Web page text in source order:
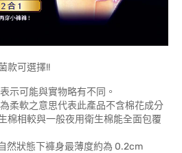
款可選擇!!
示可能與實物略有不同。
柔軟之意思代表此產品不含棉花成分
棉相較與一般夜用衛生棉能全面包覆
然狀態下褲身最薄度約為 0.2cm